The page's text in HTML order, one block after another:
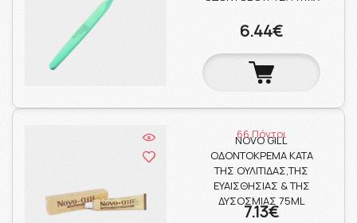
6.44€
66 Πόντοι
NOVO GILL
ΟΔΟΝΤΟΚΡΕΜΑ ΚΑΤΑ
ΤΗΣ ΟΥΛΙΤΙΔΑΣ,ΤΗΣ
ΕΥΑΙΣΘΗΣΙΑΣ & ΤΗΣ
ΔΥΣΟΣΜΙΑΣ 75ML
7.13€